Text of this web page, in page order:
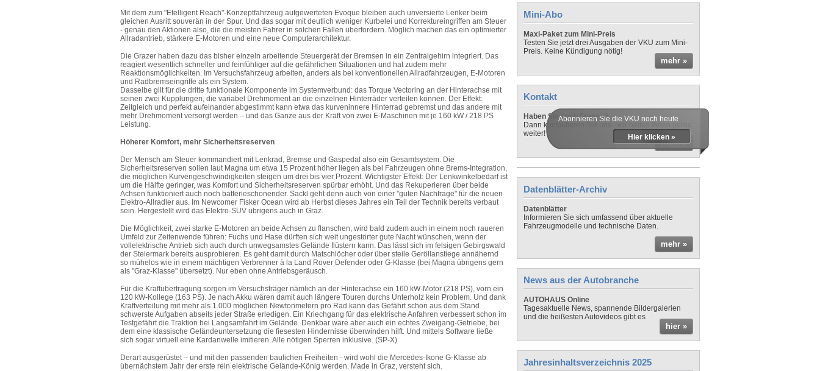
Mit dem zum "Etelligent Reach"-Konzeptfahrzeug aufgewerteten Evoque bleiben auch unversierte Lenker beim
gleichen Ausritt souverän in der Spur. Und das sogar mit deutlich weniger Kurbelei und Korrektureingriffen am Steuer
- genau den Aktionen also, die die meisten Fahrer in solchen Fällen überfordern. Möglich machen das ein optimierter
Allradantrieb, stärkere E-Motoren und eine neue Computerarchitektur.
Die Grazer haben dazu das bisher einzeln arbeitende Steuergerät der Bremsen in ein Zentralgehirn integriert. Das
reagiert wesentlich schneller und feinfühliger auf die gefährlichen Situationen und hat zudem mehr
Reaktionsmöglichkeiten. Im Versuchsfahrzeug arbeiten, anders als bei konventionellen Allradfahrzeugen, E-Motoren
und Radbremseingriffe als ein System.
Dasselbe gilt für die dritte funktionale Komponente im Systemverbund: das Torque Vectoring an der Hinterachse mit
seinen zwei Kupplungen, die variabel Drehmoment an die einzelnen Hinterräder verteilen können. Der Effekt:
Zeitgleich und perfekt aufeinander abgestimmt kann etwa das kurveninnere Hinterrad gebremst und das andere mit
mehr Drehmoment versorgt werden – und das Ganze aus der Kraft von zwei E-Maschinen mit je 160 kW / 218 PS
Leistung.
Höherer Komfort, mehr Sicherheitsreserven
Der Mensch am Steuer kommandiert mit Lenkrad, Bremse und Gaspedal also ein Gesamtsystem. Die
Sicherheitsreserven sollen laut Magna um etwa 15 Prozent höher liegen als bei Fahrzeugen ohne Brems-Integration,
die möglichen Kurvengeschwindigkeiten steigen um drei bis vier Prozent. Wichtigster Effekt: Der Lenkwinkelbedarf ist
um die Hälfte geringer, was Komfort und Sicherheitsreserven spürbar erhöht. Und das Rekuperieren über beide
Achsen funktioniert auch noch batterieschonender. Sackl geht denn auch von einer "guten Nachfrage" für die neuen
Elektro-Allradler aus. Im Newcomer Fisker Ocean wird ab Herbst dieses Jahres ein Teil der Technik bereits verbaut
sein. Hergestellt wird das Elektro-SUV übrigens auch in Graz.
Die Möglichkeit, zwei starke E-Motoren an beide Achsen zu flanschen, wird bald zudem auch in einem noch raueren
Umfeld zur Zeitenwende führen: Fuchs und Hase dürften sich weit ungestörter gute Nacht wünschen, wenn der
vollelektrische Antrieb sich auch durch unwegsamstes Gelände flüstern kann. Das lässt sich im felsigen Gebirgswald
der Steiermark bereits ausprobieren. Es geht damit durch Matschlöcher oder über steile Geröllanstiege annähernd
so mühelos wie in einem mächtigen Verbrenner à la Land Rover Defender oder G-Klasse (bei Magna übrigens gern
als "Graz-Klasse" übersetzt). Nur eben ohne Antriebsgeräusch.
Für die Kraftübertragung sorgen im Versuchsträger nämlich an der Hinterachse ein 160 kW-Motor (218 PS), vorn ein
120 kW-Kollege (163 PS). Je nach Akku wären damit auch längere Touren durchs Unterholz kein Problem. Und dank
Kraftverteilung mit mehr als 1.000 möglichen Newtonmetern pro Rad kann das Gefährt schon aus dem Stand
schwerste Aufgaben abseits jeder Straße erledigen. Ein Kriechgang für das elektrische Anfahren verbessert schon im
Testgefährt die Traktion bei Langsamfahrt im Gelände. Denkbar wäre aber auch ein echtes Zweigang-Getriebe, bei
dem eine klassische Geländeuntersetzung die fiesesten Hindernisse überwinden hilft. Und mittels Software ließe
sich sogar virtuell eine Kardanwelle imitieren. Alle nötigen Sperren inklusive. (SP-X)
Derart ausgerüstet – und mit den passenden baulichen Freiheiten - wird wohl die Mercedes-Ikone G-Klasse ab
übernächstem Jahr der erste rein elektrische Gelände-König werden. Made in Graz, versteht sich.
Mini-Abo
Maxi-Paket zum Mini-Preis
Testen Sie jetzt drei Ausgaben der VKU zum Mini-
Preis. Keine Kündigung nötig!
mehr »
Kontakt
Haben Sie noch Fragen?
Dann kontaktieren Sie uns - wir helfen Ihnen gerne
weiter!
mehr »
Abonnieren Sie die VKU noch heute
Hier klicken »
Datenblätter-Archiv
Datenblätter
Informieren Sie sich umfassend über aktuelle
Fahrzeugmodelle und technische Daten.
mehr »
News aus der Autobranche
AUTOHAUS Online
Tagesaktuelle News, spannende Bildergalerien
und die heißesten Autovideos gibt es
hier »
Jahresinhaltsverzeichnis 2025